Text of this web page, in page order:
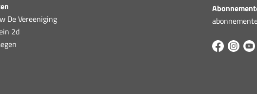
De Vereeniging
2d